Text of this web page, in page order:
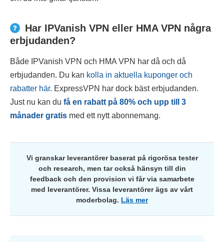
Har IPVanish VPN eller HMA VPN några
erbjudanden?
Både IPVanish VPN och HMA VPN har då och då
erbjudanden. Du kan kolla in aktuella kuponger och
rabatter här. ExpressVPN har dock bäst erbjudanden.
Just nu kan du få en rabatt på 80% och upp till 3
månader gratis med ett nytt abonnemang.
Vi granskar leverantörer baserat på rigorösa tester
och research, men tar också hänsyn till din
feedback och den provision vi får via samarbete
med leverantörer. Vissa leverantörer ägs av vårt
moderbolag. Läs mer